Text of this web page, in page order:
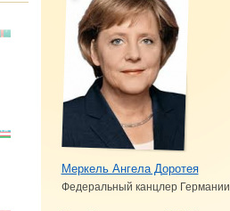
Меркель Ангела Доротея
Федеральный канцлер Германии